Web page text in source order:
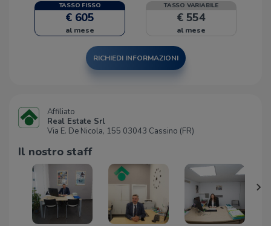
TASSO FISSO
€ 605
al mese
TASSO VARIABILE
€ 554
al mese
RICHIEDI INFORMAZIONI
Affiliato
Real Estate Srl
Via E. De Nicola, 155 03043 Cassino (FR)
Il nostro staff